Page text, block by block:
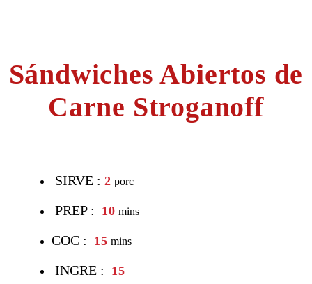
Sándwiches Abiertos de
Carne Stroganoff
SIRVE : 2 porc
PREP : 10 mins
COC : 15 mins
INGRE : 15